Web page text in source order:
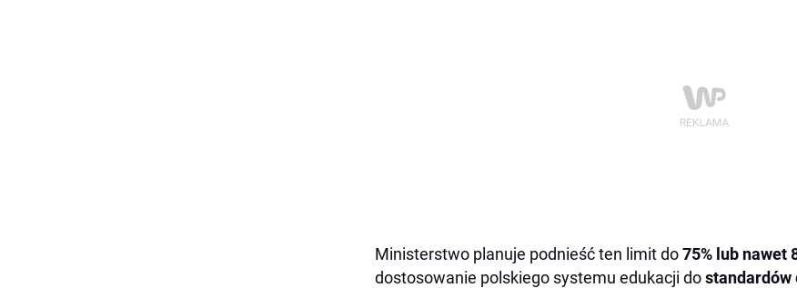
Ministerstwo planuje podnieść ten limit do75% lub nawet
dostosowanie polskiego systemu edukacji dostandardów